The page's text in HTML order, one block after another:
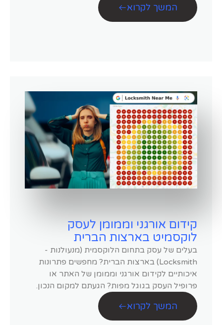
המשך לקרוא
קידום אורגני וממומן לעסק
לוקסמיט בארצות הברית
בעלים של עסק בתחום הלוקסמית (מנעולנות -
Locksmith) בארצות הברית? מחפשים פתרונות
איכותיים לקידום אורגני וממומן של האתר או
פרופיל העסק בגוגל מפות? הגעתם למקום הנכון.
המשך לקרוא